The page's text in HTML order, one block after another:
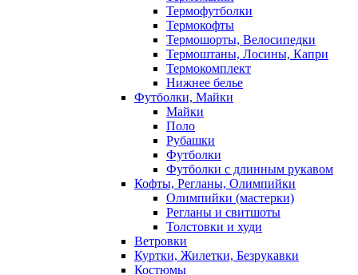
Термофутболки
Термокофты
Термошорты, Велосипедки
Термоштаны, Лосины, Капри
Термокомплект
Нижнее белье
Футболки, Майки
Майки
Поло
Рубашки
Футболки
Футболки с длинным рукавом
Кофты, Регланы, Олимпийки
Олимпийки (мастерки)
Регланы и свитшоты
Толстовки и худи
Ветровки
Куртки, Жилетки, Безрукавки
Костюмы